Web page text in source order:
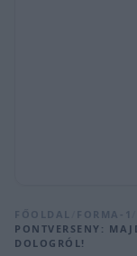
FŐOLDAL FORMA-1
PONTVERSENY:
DOLOGRÓL!